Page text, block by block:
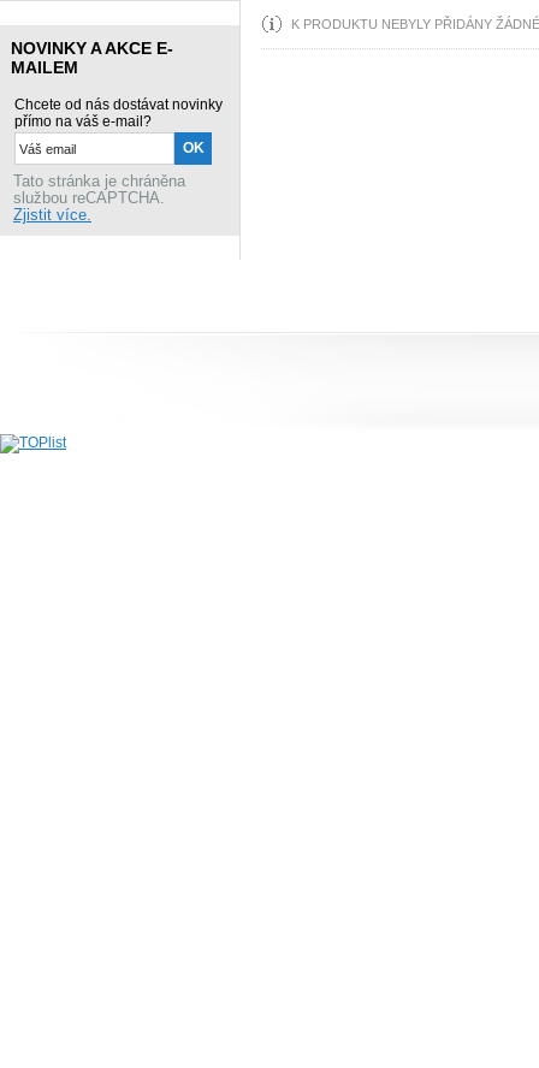
NOVINKY A AKCE E-
MAILEM
Chcete od nás dostávat novinky
přímo na váš e-mail?
Tato stránka je chráněna
službou reCAPTCHA.
Zjistit více.
K PRODUKTU NEBYLY PŘIDÁNY